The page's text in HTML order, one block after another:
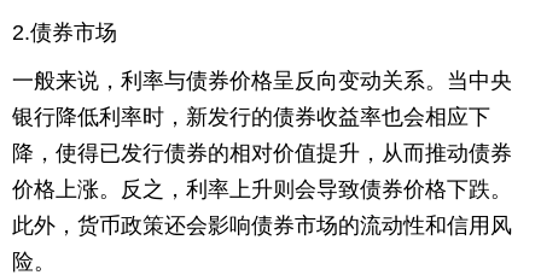
游
游
戏
快
讯
财
经
2.债券市场
一般来说，利率与债券价格呈反向变动关系。当中央
银行降低利率时，新发行的债券收益率也会相应下
降，使得已发行债券的相对价值提升，从而推动债券
价格上涨。反之，利率上升则会导致债券价格下跌。
此外，货币政策还会影响债券市场的流动性和信用风
险。